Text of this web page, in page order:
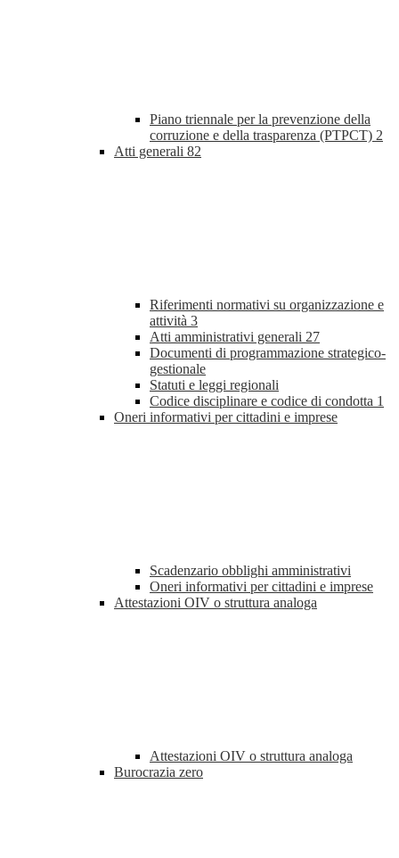
Piano triennale per la prevenzione della
corruzione e della trasparenza (PTPCT) 2
Atti generali 82
Riferimenti normativi su organizzazione e
attività 3
Atti amministrativi generali 27
Documenti di programmazione strategico-
gestionale
Statuti e leggi regionali
Codice disciplinare e codice di condotta 1
Oneri informativi per cittadini e imprese
Scadenzario obblighi amministrativi
Oneri informativi per cittadini e imprese
Attestazioni OIV o struttura analoga
Attestazioni OIV o struttura analoga
Burocrazia zero